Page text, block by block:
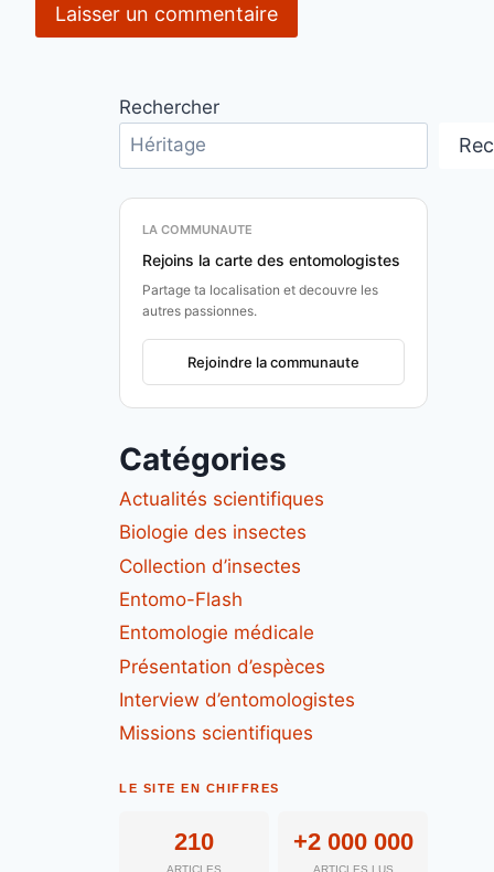
Rechercher
LA COMMUNAUTE
Rejoins la carte des entomologistes
Partage ta localisation et decouvre les
autres passionnes.
Rejoindre la communaute
Catégories
Actualités scientifiques
Biologie des insectes
Collection d’insectes
Entomo-Flash
Entomologie médicale
Présentation d’espèces
Interview d’entomologistes
Missions scientifiques
LE SITE EN CHIFFRES
210
ARTICLES
+2 000 000
ARTICLES LUS